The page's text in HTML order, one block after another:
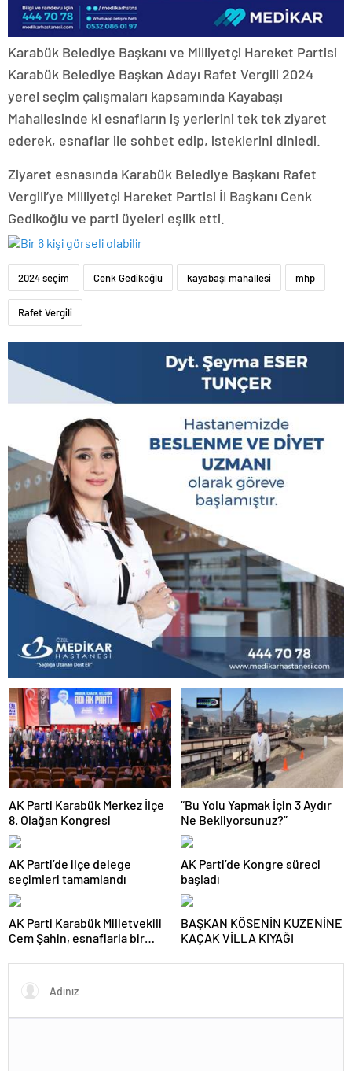
Karabük Belediye Başkanı ve Milliyetçi Hareket Partisi
Karabük Belediye Başkan Adayı Rafet Vergili 2024
yerel seçim çalışmaları kapsamında Kayabaşı
Mahallesinde ki esnafların iş yerlerini tek tek ziyaret
ederek, esnaflar ile sohbet edip, isteklerini dinledi.
Ziyaret esnasında Karabük Belediye Başkanı Rafet
Vergili’ye Milliyetçi Hareket Partisi İl Başkanı Cenk
Gedikoğlu ve parti üyeleri eşlik etti.
2024 seçim Cenk Gedikoğlu kayabaşı mahallesi mhp
Rafet Vergili
AK Parti Karabük Merkez İlçe
8. Olağan Kongresi
“Bu Yolu Yapmak İçin 3 Aydır
Ne Bekliyorsunuz?”
AK Parti’de ilçe delege
seçimleri tamamlandı
AK Parti’de Kongre süreci
başladı
AK Parti Karabük Milletvekili
Cem Şahin, esnaflarla bir
BAŞKAN KÖSENİN KUZENİNE
KAÇAK VİLLA KIYAĞI